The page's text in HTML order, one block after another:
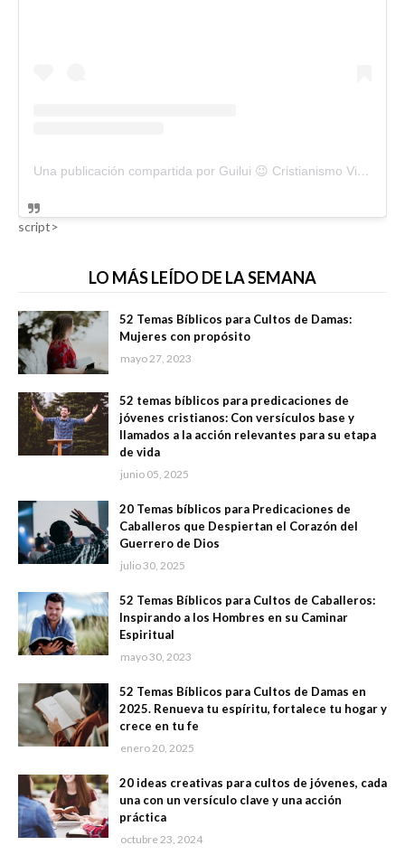
Una publicación compartida por Guilui 😉 Cristianismo Viral (@guiluiviral)
script>
LO MÁS LEÍDO DE LA SEMANA
52 Temas Bíblicos para Cultos de Damas:
Mujeres con propósito
mayo 27, 2023
52 temas bíblicos para predicaciones de
jóvenes cristianos: Con versículos base y
llamados a la acción relevantes para su etapa
de vida
junio 05, 2025
20 Temas bíblicos para Predicaciones de
Caballeros que Despiertan el Corazón del
Guerrero de Dios
julio 30, 2025
52 Temas Bíblicos para Cultos de Caballeros:
Inspirando a los Hombres en su Caminar
Espiritual
mayo 30, 2023
52 Temas Bíblicos para Cultos de Damas en
2025. Renueva tu espíritu, fortalece tu hogar y
crece en tu fe
enero 20, 2025
20 ideas creativas para cultos de jóvenes, cada
una con un versículo clave y una acción
práctica
octubre 23, 2024